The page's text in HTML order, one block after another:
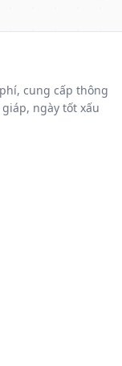
cung cấp thông
ngày tốt xấu